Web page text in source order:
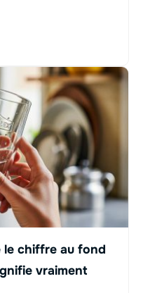
le chiffre au fond
vraiment